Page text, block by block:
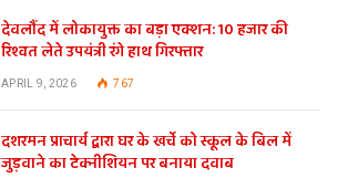
देवलौंद में लोकायुक्त का बड़ा एक्शन: 10 हजार की
रिश्वत लेते उपयंत्री रंगे हाथ गिरफ्तार
APRIL 9, 2026 767
दशरमन प्राचार्य द्वारा घर के खर्चे को स्कूल के बिल में
जुड़वाने का टेक्नीशियन पर बनाया दवाब